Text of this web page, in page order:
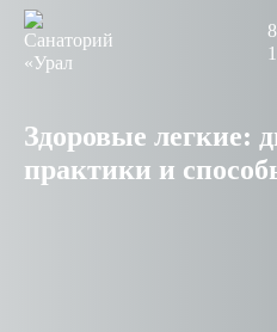
Здоровые легкие:
практики и